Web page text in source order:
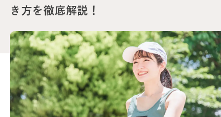
お客さまの声
料金
プログラム
よくあるご質問
き方を徹底解説！